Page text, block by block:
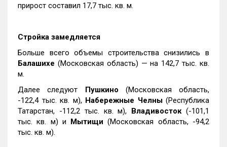
прирост составил 17,7 тыс. кв. м.
Стройка замедляется
Больше всего объемы строительства снизились в
Балашихе (Московская область) — на 142,7 тыс. кв.
м.
Далее следуют Пушкино (Московская область,
-122,4 тыс. кв. м), Набережные Челны(Республика
Татарстан, -112,2 тыс. кв. м), Владивосток(-101,1
тыс. кв. м) и Мытищи (Московская область, -94,2
тыс. кв. м).